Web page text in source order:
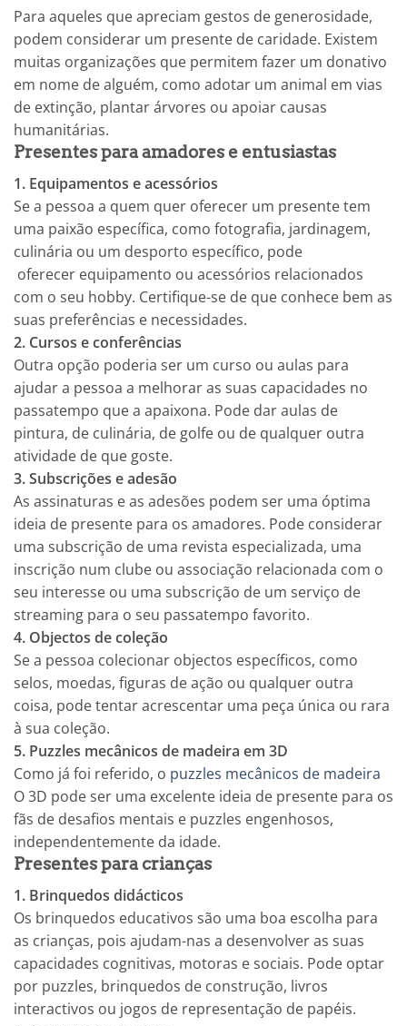
Para aqueles que apreciam gestos de generosidade,
podem considerar um presente de caridade. Existem
muitas organizações que permitem fazer um donativo
em nome de alguém, como adotar um animal em vias
de extinção, plantar árvores ou apoiar causas
humanitárias.
Presentes para amadores e entusiastas
1. Equipamentos e acessórios
Se a pessoa a quem quer oferecer um presente tem
uma paixão específica, como fotografia, jardinagem,
culinária ou um desporto específico, pode
oferecer equipamento ou acessórios relacionados
com o seu hobby. Certifique-se de que conhece bem as
suas preferências e necessidades.
2. Cursos e conferências
Outra opção poderia ser um curso ou aulas para
ajudar a pessoa a melhorar as suas capacidades no
passatempo que a apaixona. Pode dar aulas de
pintura, de culinária, de golfe ou de qualquer outra
atividade de que goste.
3. Subscrições e adesão
As assinaturas e as adesões podem ser uma óptima
ideia de presente para os amadores. Pode considerar
uma subscrição de uma revista especializada, uma
inscrição num clube ou associação relacionada com o
seu interesse ou uma subscrição de um serviço de
streaming para o seu passatempo favorito.
4. Objectos de coleção
Se a pessoa colecionar objectos específicos, como
selos, moedas, figuras de ação ou qualquer outra
coisa, pode tentar acrescentar uma peça única ou rara
à sua coleção.
5. Puzzles mecânicos de madeira em 3D
Como já foi referido, o puzzles mecânicos de madeira
O 3D pode ser uma excelente ideia de presente para os
fãs de desafios mentais e puzzles engenhosos,
independentemente da idade.
Presentes para crianças
1. Brinquedos didácticos
Os brinquedos educativos são uma boa escolha para
as crianças, pois ajudam-nas a desenvolver as suas
capacidades cognitivas, motoras e sociais. Pode optar
por puzzles, brinquedos de construção, livros
interactivos ou jogos de representação de papéis.